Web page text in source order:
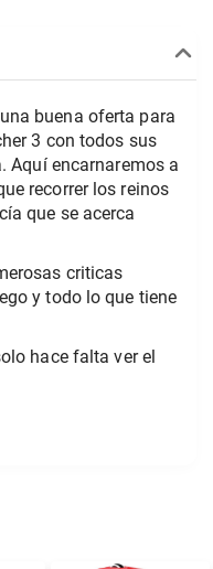
buena oferta para
3 con todos sus
Aquí encarnaremos a
recorrer los reinos
que se acerca
criticas
y todo lo que tiene
hace falta ver el